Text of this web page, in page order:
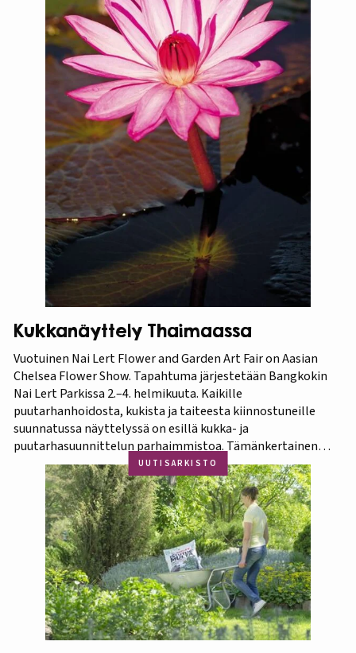
Kukkanäyttely Thaimaassa
Vuotuinen Nai Lert Flower and Garden Art Fair on Aasian
Chelsea Flower Show. Tapahtuma järjestetään Bangkokin
Nai Lert Parkissa 2.–4. helmikuuta. Kaikille
puutarhanhoidosta, kukista ja taiteesta kiinnostuneille
suunnatussa näyttelyssä on esillä kukka- ja
puutarhasuunnittelun parhaimmistoa. Tämänkertainen
tapahtuma on osa Amazing Thailand -teemavuotta, joka
pyrkii piristämään Thaimaan matkailua entisestään.
Thaimaa tunnetaan erittäin runsaasta ja monipuolisesta
kasvistostaan,…
UUTISARKISTO